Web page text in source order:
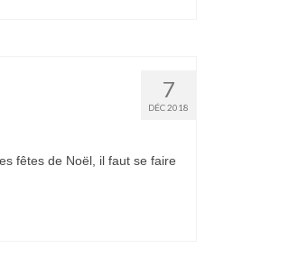
7
DÉC 2018
fêtes de Noël, il faut se faire